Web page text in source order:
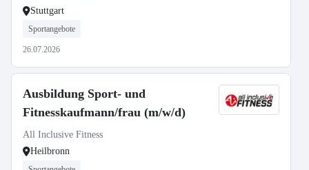
Stuttgart
Sportangebote
26.07.2026
Ausbildung Sport- und
Fitnesskaufmann/frau (m/w/d)
All Inclusive Fitness
Heilbronn